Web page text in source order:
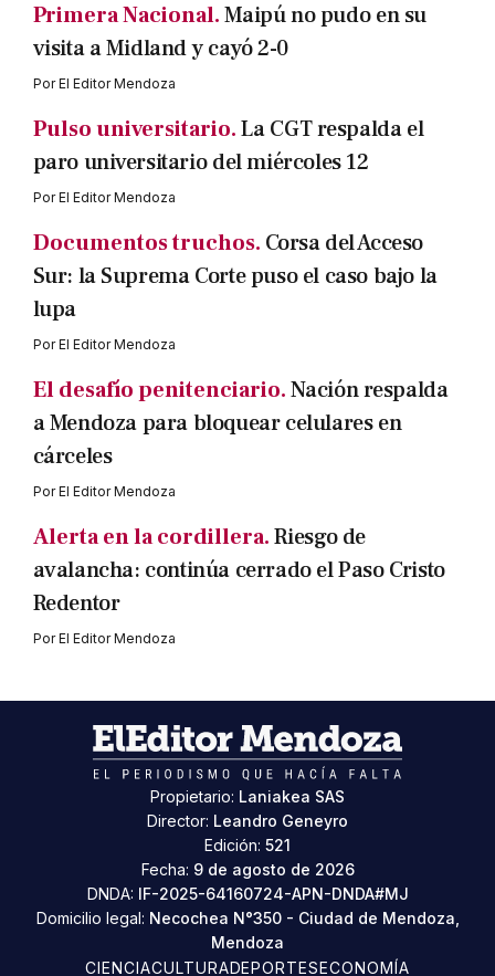
Primera Nacional.Maipú no pudo en su
visita a Midland y cayó 2-0
PorEl Editor Mendoza
Pulso universitario.La CGT respalda el
paro universitario del miércoles 12
PorEl Editor Mendoza
Documentos truchos. Corsa del Acceso
Sur: la Suprema Corte puso el caso bajo la
lupa
PorEl Editor Mendoza
El desafío penitenciario.Nación respalda
a Mendoza para bloquear celulares en
cárceles
PorEl Editor Mendoza
Alerta en la cordillera.Riesgo de
avalancha: continúa cerrado el Paso Cristo
Redentor
PorEl Editor Mendoza
Propietario: Laniakea SAS
Director: Leandro Geneyro
Edición: 521
Fecha: 9 de agosto de 2026
DNDA: IF-2025-64160724-APN-DNDA#MJ
Domicilio legal: Necochea N°350 - Ciudad de Mendoza,
Mendoza
CIENCIACULTURADEPORTESECONOMÍA